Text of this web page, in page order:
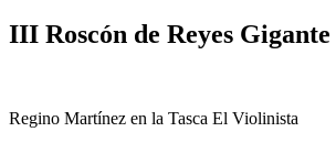
III Roscón de Reyes Gigante
Regino Martínez en la Tasca El Violinista